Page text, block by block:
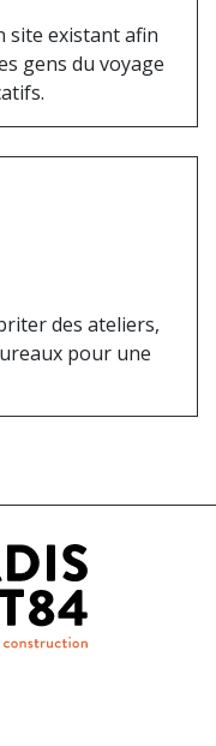
site existant afin
gens du voyage
des ateliers,
pour une